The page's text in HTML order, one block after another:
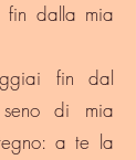
fin dalla mia
fin dal
di mia
a te la